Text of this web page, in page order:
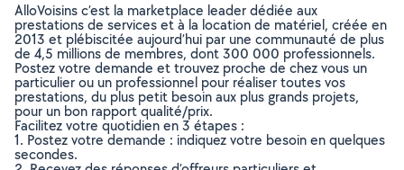
AlloVoisins c’est la marketplace leader dédiée aux
prestations de services et à la location de matériel, créée en
2013 et plébiscitée aujourd’hui par une communauté de plus
de 4,5 millions de membres, dont 300 000 professionnels.
Postez votre demande et trouvez proche de chez vous un
particulier ou un professionnel pour réaliser toutes vos
prestations, du plus petit besoin aux plus grands projets,
pour un bon rapport qualité/prix.
Facilitez votre quotidien en 3 étapes :
1. Postez votre demande : indiquez votre besoin en quelques
secondes.